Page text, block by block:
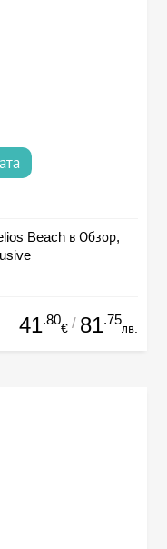
Beach в Обзор,
41.80
€ / 81.75
лв.